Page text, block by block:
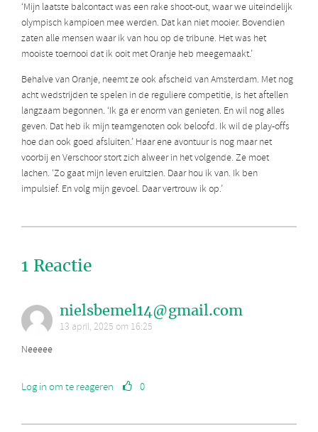
‘Mijn laatste balcontact was een rake shoot-out, waar we uiteindelijk
olympisch kampioen mee werden. Dat kan niet mooier. Bovendien
zaten alle mensen waar ik van hou op de tribune. Het was het
mooiste toernooi dat ik ooit met Oranje heb meegemaakt.’
Behalve van Oranje, neemt ze ook afscheid van Amsterdam. Met nog
acht wedstrijden te spelen in de reguliere competitie, is het aftellen
langzaam begonnen. ‘Ik ga er enorm van genieten. En wil nog alles
geven. Dat heb ik mijn teamgenoten ook beloofd. Ik wil de play-offs
hoe dan ook goed afsluiten.’ Haar ene avontuur is nog maar net
voorbij en Verschoor stort zich alweer in het volgende. Ze moet
lachen. ‘Zo gaat mijn leven eruitzien. Daar hou ik van. Ik ben
impulsief. En volg mijn gevoel. Daar vertrouw ik op.’
1 Reactie
nielsbemel14@gmail.com
13 april, 2025 om 16:25
Neeeee
Log in om te reageren 0